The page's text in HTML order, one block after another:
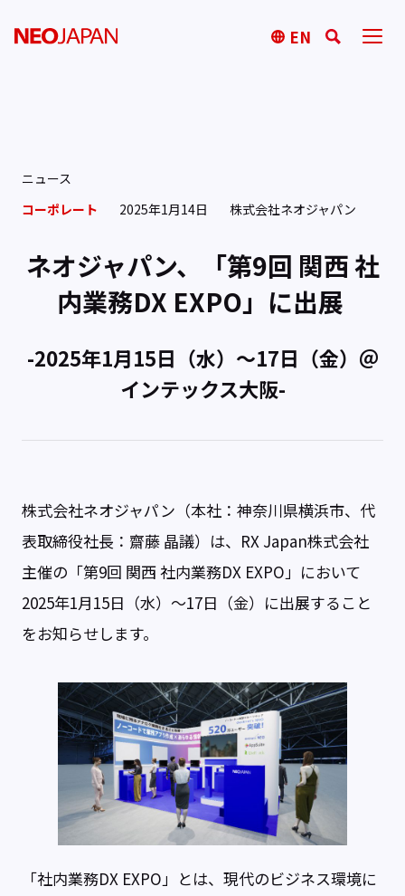
EN
ニュース
コーポレート
2025年1月14日 株式会社ネオジャパン
ネオジャパン、「第9回 関西 社
内業務DX EXPO」に出展
-2025年1月15日（水）～17日（金）＠
インテックス大阪-
株式会社ネオジャパン（本社：神奈川県横浜市、代
表取締役社長：齋藤 晶議）は、RX Japan株式会社
主催の「第9回 関西 社内業務DX EXPO」において
2025年1月15日（水）～17日（金）に出展すること
をお知らせします。
「社内業務DX EXPO」とは、現代のビジネス環境に